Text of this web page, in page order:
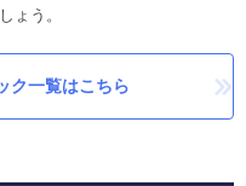
ょう。
ク一覧はこちら